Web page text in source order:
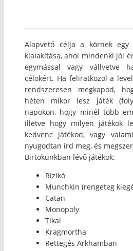
Alapvető célja a körnek egy
kialakítása, ahol mindenki jól
egymással vagy vállvetve
célokért. Ha feliratkozol a
rendszeresen megkapod,
héten mikor lesz játék
napokon, hogy minél több
illetve hogy milyen játékok
kedvenc játékod, vagy
nyugodtan írd meg, és
Birtokunkban lévő játékok:
Rizikó
Munchkin (rengeteg
Catan
Monopoly
Tikal
Kragmortha
Rettegés Arkhamban